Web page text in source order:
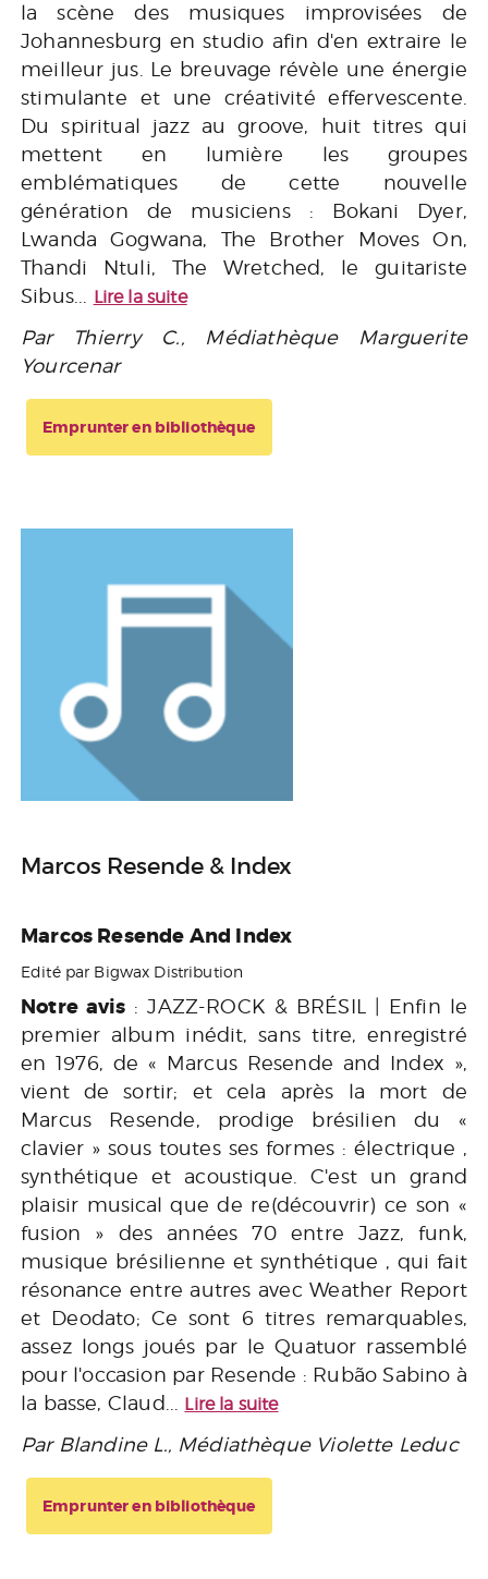
la scène des musiques improvisées de
Johannesburg en studio afin d'en extraire le
meilleur jus. Le breuvage révèle une énergie
stimulante et une créativité effervescente.
Du spiritual jazz au groove, huit titres qui
mettent en lumière les groupes
emblématiques de cette nouvelle
génération de musiciens : Bokani Dyer,
Lwanda Gogwana, The Brother Moves On,
Thandi Ntuli, The Wretched, le guitariste
Sibus...
Lire la suite
Par Thierry C., Médiathèque Marguerite
Yourcenar
Emprunter en bibliothèque
Marcos Resende & Index
Marcos Resende And Index
Edité par Bigwax Distribution
Notre avis : JAZZ-ROCK & BRÉSIL | Enfin le
premier album inédit, sans titre, enregistré
en 1976, de « Marcus Resende and Index »,
vient de sortir; et cela après la mort de
Marcus Resende, prodige brésilien du «
clavier » sous toutes ses formes : électrique ,
synthétique et acoustique. C'est un grand
plaisir musical que de re(découvrir) ce son «
fusion » des années 70 entre Jazz, funk,
musique brésilienne et synthétique , qui fait
résonance entre autres avec Weather Report
et Deodato; Ce sont 6 titres remarquables,
assez longs joués par le Quatuor rassemblé
pour l'occasion par Resende : Rubão Sabino à
la basse, Claud... Lire la suite
Par Blandine L., Médiathèque Violette Leduc
Emprunter en bibliothèque